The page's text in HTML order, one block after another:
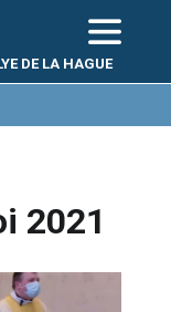
DE LA HAGUE
2021